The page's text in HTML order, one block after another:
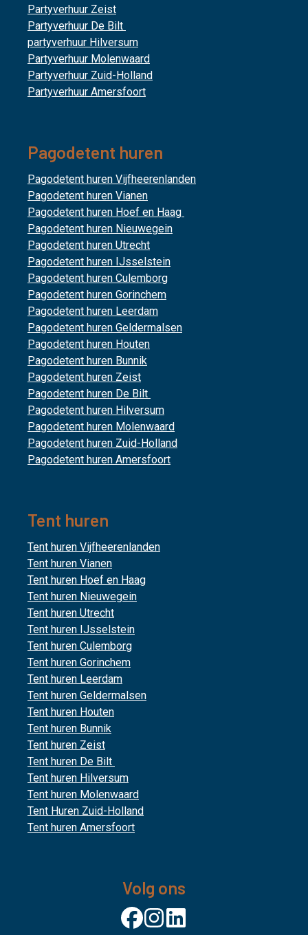
Partyverhuur Zeist
Partyverhuur De Bilt
partyverhuur Hilversum
Partyverhuur Molenwaard
Partyverhuur Zuid-Holland
Partyverhuur Amersfoort
Pagodetent huren
Pagodetent huren Vijfheerenlanden
Pagodetent huren Vianen
Pagodetent huren Hoef en Haag
Pagodetent huren Nieuwegein
Pagodetent huren Utrecht
Pagodetent huren IJsselstein
Pagodetent huren Culemborg
Pagodetent huren Gorinchem
Pagodetent huren Leerdam
Pagodetent huren Geldermalsen
Pagodetent huren Houten
Pagodetent huren Bunnik
Pagodetent huren Zeist
Pagodetent huren De Bilt
Pagodetent huren Hilversum
Pagodetent huren Molenwaard
Pagodetent huren Zuid-Holland
Pagodetent huren Amersfoort
Tent huren
Tent huren Vijfheerenlanden
Tent huren Vianen
Tent huren Hoef en Haag
Tent huren Nieuwegein
Tent huren Utrecht
Tent huren IJsselstein
Tent huren Culemborg
Tent huren Gorinchem
Tent huren Leerdam
Tent huren Geldermalsen
Tent huren Houten
Tent huren Bunnik
Tent huren Zeist
Tent huren De Bilt
Tent huren Hilversum
Tent huren Molenwaard
Tent Huren Zuid-Holland
Tent huren Amersfoort
Volg ons